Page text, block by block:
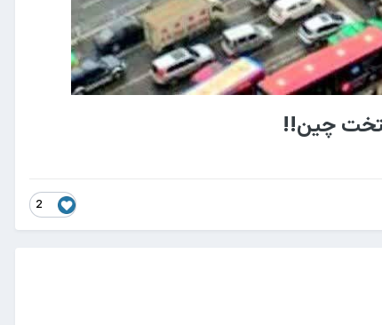
چین!!
2